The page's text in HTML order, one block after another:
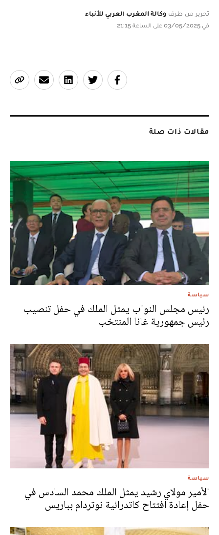
تحرير من طرف وكالة المغرب العربي للأنباء
في 03/05/2025 على الساعة 21:15
مقالات ذات صلة
سياسة
رئيس مجلس النواب يمثل الملك في حفل تنصيب
رئيس جمهورية غانا المنتخب
سياسة
الأمير مولاي رشيد يمثل الملك محمد السادس في
حفل إعادة افتتاح كاتدرائية نوتردام بباريس